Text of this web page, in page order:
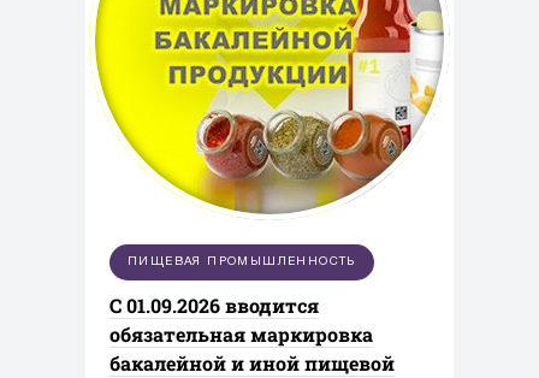
ПИЩЕВАЯ ПРОМЫШЛЕННОСТЬ
С 01.09.2026 вводится
обязательная маркировка
бакалейной и иной пищевой